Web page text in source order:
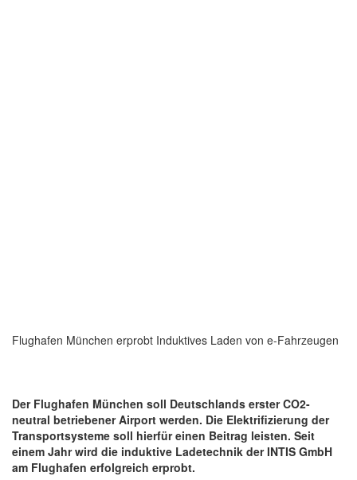
Flughafen München erprobt Induktives Laden von e-Fahrzeugen
Der Flughafen München soll Deutschlands erster CO2-
neutral betriebener Airport werden. Die Elektrifizierung der
Transportsysteme soll hierfür einen Beitrag leisten. Seit
einem Jahr wird die induktive Ladetechnik der INTIS GmbH
am Flughafen erfolgreich erprobt.